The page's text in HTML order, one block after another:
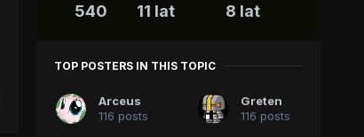
540 11 lat 8 lat
TOP POSTERS IN THIS TOPIC
Arceus
116 posts
Greten
116 posts